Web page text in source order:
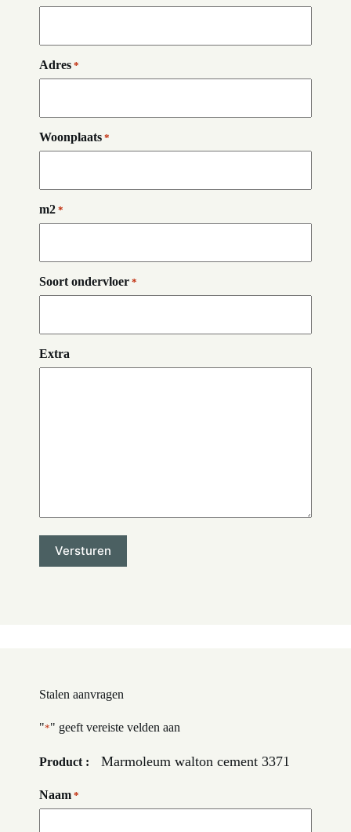
Adres *
Woonplaats *
m2 *
Soort ondervloer *
Extra
Stalen aanvragen
"*" geeft vereiste velden aan
Product : Marmoleum walton cement 3371
Naam *